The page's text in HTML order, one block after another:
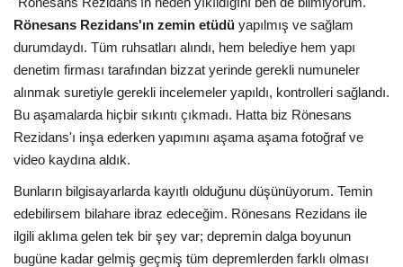
Rönesans Rezidans'ın zemin etüdü yapılmış ve sağlam
durumdaydı. Tüm ruhsatları alındı, hem belediye hem yapı
denetim firması tarafından bizzat yerinde gerekli numuneler
alınmak suretiyle gerekli incelemeler yapıldı, kontrolleri sağlandı.
Bu aşamalarda hiçbir sıkıntı çıkmadı. Hatta biz Rönesans
Rezidans'ı inşa ederken yapımını aşama aşama fotoğraf ve
video kaydına aldık.
Bunların bilgisayarlarda kayıtlı olduğunu düşünüyorum. Temin
edebilirsem bilahare ibraz edeceğim. Rönesans Rezidans ile
ilgili aklıma gelen tek bir şey var; depremin dalga boyunun
bugüne kadar gelmiş geçmiş tüm depremlerden farklı olması